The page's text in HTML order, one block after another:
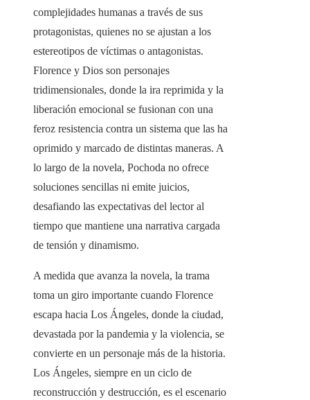
complejidades humanas a través de sus
protagonistas, quienes no se ajustan a los
estereotipos de víctimas o antagonistas.
Florence y Dios son personajes
tridimensionales, donde la ira reprimida y la
liberación emocional se fusionan con una
feroz resistencia contra un sistema que las ha
oprimido y marcado de distintas maneras. A
lo largo de la novela, Pochoda no ofrece
soluciones sencillas ni emite juicios,
desafiando las expectativas del lector al
tiempo que mantiene una narrativa cargada
de tensión y dinamismo.
A medida que avanza la novela, la trama
toma un giro importante cuando Florence
escapa hacia Los Ángeles, donde la ciudad,
devastada por la pandemia y la violencia, se
convierte en un personaje más de la historia.
Los Ángeles, siempre en un ciclo de
reconstrucción y destrucción, es el escenario